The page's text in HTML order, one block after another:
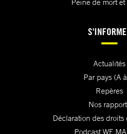
Peine de mort et
Actualités
Par pays (A
Repères
Nos
Déclaration des
Podcast WE